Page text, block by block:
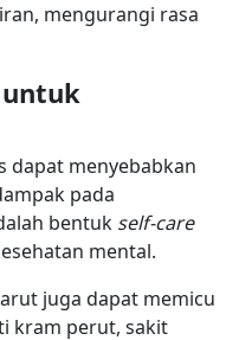
mengurangi rasa
dapat menyebabkan
pada
bentuk self-care
mental.
juga dapat memicu
kram perut, sakit